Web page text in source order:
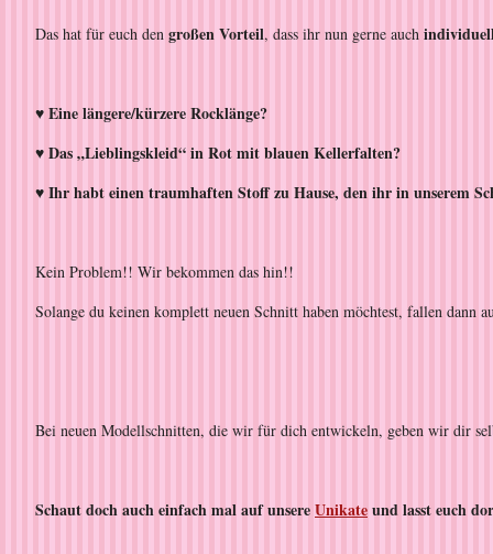
Das hat für euch den großen Vorteil, dass ihr nun gerne auch
♥ Eine längere/kürzere Rocklänge?
♥ Das „Lieblingskleid“ in Rot mit blauen Kellerfalten?
♥ Ihr habt einen traumhaften Stoff zu Hause, den ihr in unserem
Kein Problem!! Wir bekommen das hin!!
Solange du keinen komplett neuen Schnitt haben möchtest, fallen dann
Bei neuen Modellschnitten, die wir für dich entwickeln, geben wir dir
Schaut doch auch einfach mal auf unsereUnikateund lasst euch